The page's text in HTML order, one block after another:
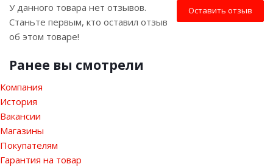
Оставить отзыв
У данного товара нет отзывов.
Станьте первым, кто оставил отзыв
об этом товаре!
Ранее вы смотрели
Компания
История
Вакансии
Магазины
Покупателям
Гарантия на товар